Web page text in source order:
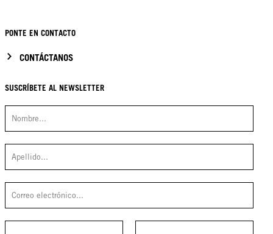
PONTE EN CONTACTO
CONTÁCTANOS
SUSCRÍBETE AL NEWSLETTER